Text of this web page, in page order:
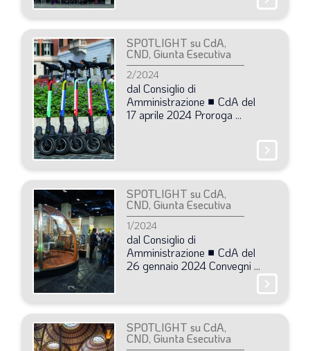
SPOTLIGHT su CdA,
CND, Giunta Esecutiva
2/2024
dal Consiglio di
Amministrazione ■ CdA del
17 aprile 2024 Proroga ...
chevron_right
SPOTLIGHT su CdA,
CND, Giunta Esecutiva
1/2024
dal Consiglio di
Amministrazione ■ CdA del
26 gennaio 2024Convegni ...
chevron_right
SPOTLIGHT su CdA,
CND, Giunta Esecutiva